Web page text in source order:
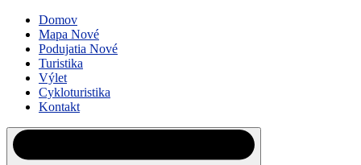
Domov
Mapa Nové
Podujatia Nové
Turistika
Výlet
Cykloturistika
Kontakt